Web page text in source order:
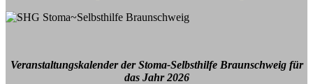
Veranstaltungskalender der Stoma-Selbsthilfe Braunschweig für
das Jahr 2026